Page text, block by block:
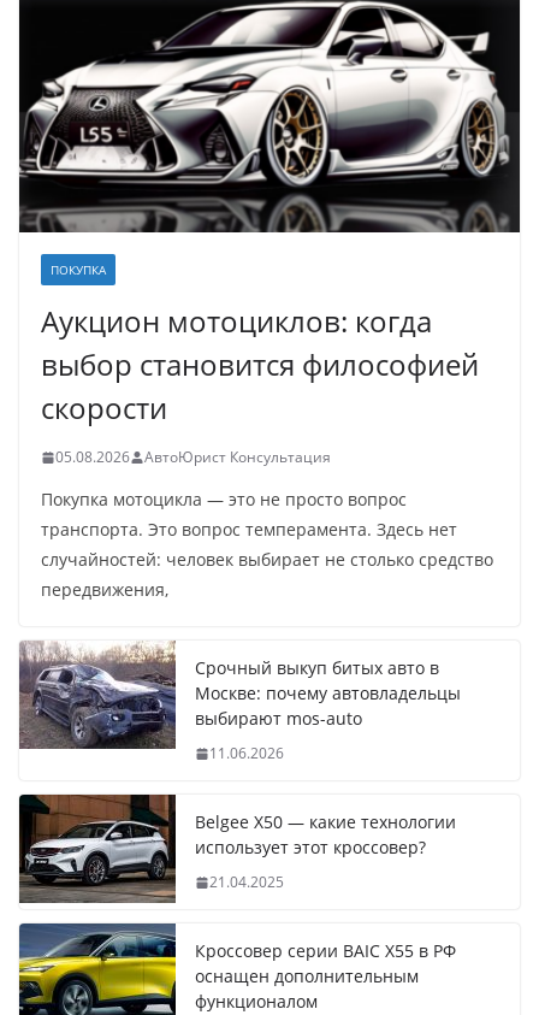
ПОКУПКА
Аукцион мотоциклов: когда
выбор становится философией
скорости
05.08.2026 АвтоЮрист Консультация
Покупка мотоцикла — это не просто вопрос
транспорта. Это вопрос темперамента. Здесь нет
случайностей: человек выбирает не столько средство
передвижения,
Срочный выкуп битых авто в
Москве: почему автовладельцы
выбирают mos-auto
11.06.2026
Belgee X50 — какие технологии
использует этот кроссовер?
21.04.2025
Кроссовер серии BAIC X55 в РФ
оснащен дополнительным
функционалом